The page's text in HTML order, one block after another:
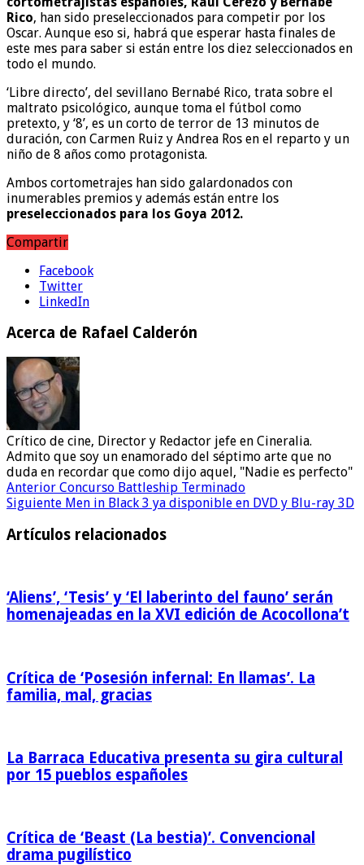
Rico, han sido preseleccionados para competir por los
Oscar. Aunque eso si, habrá que esperar hasta finales de
este mes para saber si están entre los diez seleccionados en
todo el mundo.
‘Libre directo’, del sevillano Bernabé Rico, trata sobre el
maltrato psicológico, aunque toma el fútbol como
pretexto, y ‘8’, es un corto de terror de 13 minutos de
duración, con Carmen Ruiz y Andrea Ros en el reparto y un
niño de 8 años como protagonista.
Ambos cortometrajes han sido galardonados con
inumerables premios y además están entre los
preseleccionados para los Goya 2012.
Compartir
Facebook
Twitter
LinkedIn
Acerca de Rafael Calderón
Crítico de cine, Director y Redactor jefe en Cineralia.
Admito que soy un enamorado del séptimo arte que no
duda en recordar que como dijo aquel, "Nadie es perfecto"
Anterior Concurso Battleship Terminado
Siguiente Men in Black 3 ya disponible en DVD y Blu-ray 3D
Artículos relacionados
‘Aliens’, ‘Tesis’ y ‘El laberinto del fauno’ serán
homenajeadas en la XVI edición de Acocollona’t
Crítica de ‘Posesión infernal: En llamas’. La
familia, mal, gracias
La Barraca Educativa presenta su gira cultural
por 15 pueblos españoles
Crítica de ‘Beast (La bestia)’. Convencional
drama pugilístico